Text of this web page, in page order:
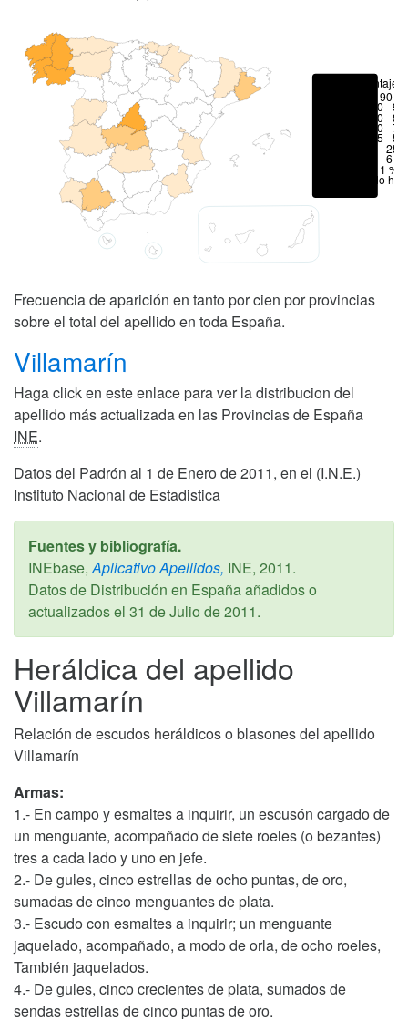
Porcentajes
> 90 %
80 -
70 -
50 -
25 -
6 - 25
1 - 6 %
< 1 %
No hay
Frecuencia de aparición en tanto por cien por provincias
sobre el total del apellido en toda España.
Villamarín
Haga click en este enlace para ver la distribucion del
apellido más actualizada en las Provincias de España
INE.
Datos del Padrón al 1 de Enero de 2011, en el (I.N.E.)
Instituto Nacional de Estadistica
Fuentes y bibliografía.
INEbase, Aplicativo Apellidos, INE, 2011.
Datos de Distribución en España añadidos o
actualizados el 31 de Julio de 2011.
Heráldica del apellido
Villamarín
Relación de escudos heráldicos o blasones del apellido
Villamarín
Armas:
1.- En campo y esmaltes a inquirir, un escusón cargado de
un menguante, acompañado de siete roeles (o bezantes)
tres a cada lado y uno en jefe.
2.- De gules, cinco estrellas de ocho puntas, de oro,
sumadas de cinco menguantes de plata.
3.- Escudo con esmaltes a inquirir; un menguante
jaquelado, acompañado, a modo de orla, de ocho roeles,
También jaquelados.
4.- De gules, cinco crecientes de plata, sumados de
sendas estrellas de cinco puntas de oro.